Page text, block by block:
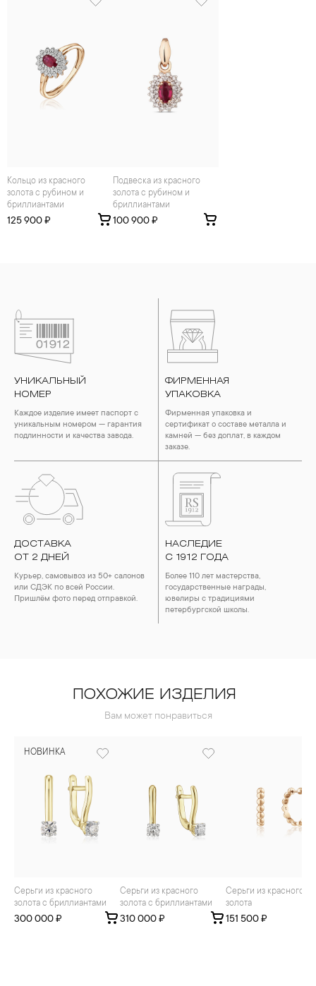
Кольцо из красного
золота с рубином и
бриллиантами
125 900 ₽
Подвеска из красного
золота с рубином и
бриллиантами
100 900 ₽
УНИКАЛЬНЫЙ
НОМЕР
Каждое изделие имеет паспорт с
уникальным номером — гарантия
подлинности и качества завода.
ФИРМЕННАЯ
УПАКОВКА
Фирменная упаковка и
сертификат о составе металла и
камней — без доплат, в каждом
заказе.
ДОСТАВКА
ОТ 2 ДНЕЙ
Курьер, самовывоз из 50+ салонов
или СДЭК по всей России.
Пришлём фото перед отправкой.
НАСЛЕДИЕ
С 1912 ГОДА
Более 110 лет мастерства,
государственные награды,
ювелиры с традициями
петербургской школы.
ПОХОЖИЕ ИЗДЕЛИЯ
Вам может понравиться
НОВИНКА
Серьги из красного
золота с бриллиантами
300 000 ₽
Серьги из красного
золота с бриллиантами
310 000 ₽
Серьги из красного
золота
151 500 ₽